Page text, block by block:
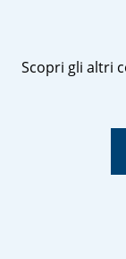
Scopri gli altri